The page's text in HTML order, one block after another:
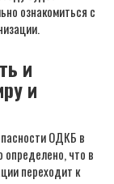
ознакомиться с
и
и
ОДКБ в
определено, что в
переходит к